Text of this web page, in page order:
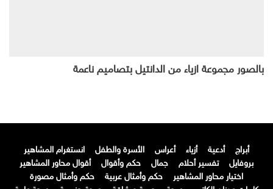
بالصور مجموعة ازياء من الدانتيل بتصاميم ناعمة
أبراج أدعية أزياء أعراس الأسرة والطفل
انستغرام المشاهير
بروفايل
تفسير أحلام جمال حكم وأقوال
أقوال محاور المشاهير
اختيار محاور المشاهير
حكم وأمثال عربية
حكم وأمثال مصورة